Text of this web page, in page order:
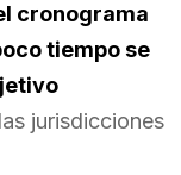
cronograma
tiempo se
jurisdicciones